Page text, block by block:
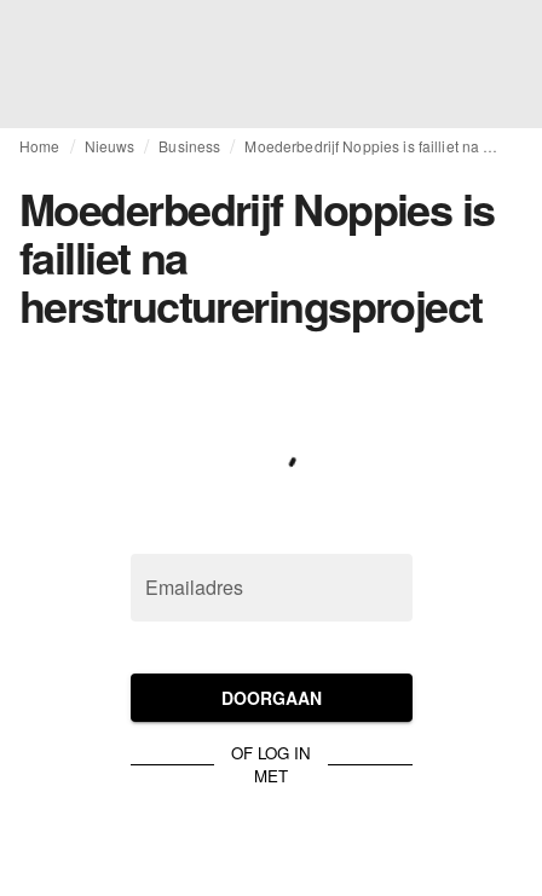
Home Nieuws Business
Moederbedrijf Noppies is
failliet na
herstructureringsproject
Emailadres
DOORGAAN
OF LOG IN
MET